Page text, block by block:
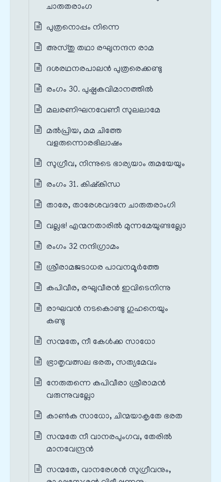
ചാരുതരാംഗ
പുത്രനൊപ്പം നിന്നെ
അസ്തു തഥാ രഘുനന്ദന രാമ
ദശരഥനരപാലൻ പുത്രരെക്കണ്ടു
രംഗം 30. പുഷ്പകവിമാനത്തിൽ
മലരണിഘനവേണീ സുലലാമേ
മൽപ്രിയ, മമ ചിത്തേ
വളരുന്നൊരഭിലാഷം
സുഗ്രീവ, നിന്നുടെ ഭാര്യയാം രുമയേയും
രംഗം 31. കിഷ്കിന്ധ
താരേ, താരേശവദനേ ചാരുതരാംഗി
വല്ലഭ! എന്മനതാരിൽ മുന്നമേയുണ്ടല്ലോ
രംഗം 32 നന്ദിഗ്രാമം
ശ്രീരാമജടാധര പാവനമൂർത്തേ
കപിവീര, രഘുവീരൻ ഇവിടെനിന്നു
രാഘവൻ നടകൊണ്ടു ഗുഹനെയും
കണ്ടു
സന്മതേ, നീ കേൾക്ക സാധോ
ഭ്രാതൃവത്സല ഭരത, സത്യമേവം
നേരുതന്നെ കപിവീരാ ശ്രീരാമൻ
വരുന്നുവല്ലോ
കാൺക സാധോ, ചിന്മയാകൃതേ ഭരത
സന്മതേ നീ വാനരപുംഗവ, തേരിൽ
മാനവേന്ദ്രൻ
സന്മതേ, വാനരേശൻ സുഗ്രീവനും,